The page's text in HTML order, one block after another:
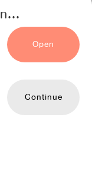
Open
Continue
อร์สตาร์